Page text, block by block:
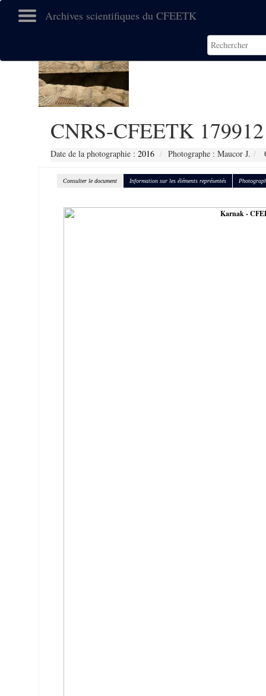
Archives scientifiques du CFEETK
CNRS-CFEETK 179912
Date de la photographie : 2016 Photographe : Maucor J.
Consulter le document Information sur les éléments représentés